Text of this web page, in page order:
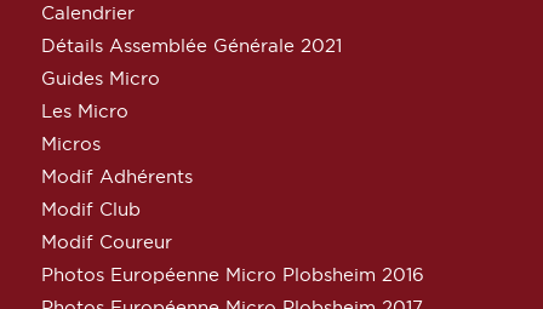
Calendrier
Détails Assemblée Générale 2021
Guides Micro
Les Micro
Micros
Modif Adhérents
Modif Club
Modif Coureur
Photos Européenne Micro Plobsheim 2016